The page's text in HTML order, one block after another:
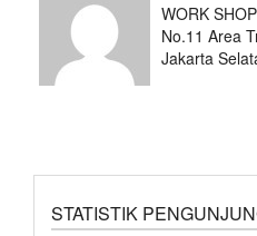
WORK
No.11 Area
Jakarta
STATISTIK